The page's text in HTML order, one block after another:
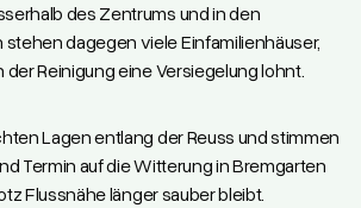
des Zentrums und in den
dagegen viele Einfamilienhäuser,
Reinigung eine Versiegelung lohnt.
Lagen entlang der Reuss und stimmen
Termin auf die Witterung in Bremgarten
Flussnähe länger sauber bleibt.